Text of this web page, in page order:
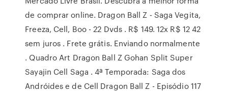
de comprar online. Dragon Ball Z - Saga Vegita,
Freeza, Cell, Boo - 22 Dvds . R$ 149. 12x R$ 12 42
sem juros . Frete grátis. Enviando normalmente
. Quadro Art Dragon Ball Z Gohan Split Super
Sayajin Cell Saga . 4ª Temporada: Saga dos
Andróides e de Cell Dragon Ball Z - Episódio 117